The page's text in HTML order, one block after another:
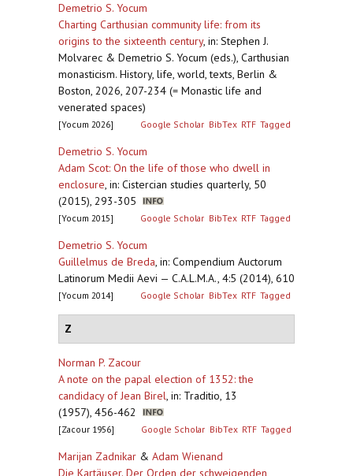
Demetrio S. Yocum
Charting Carthusian community life: from its
origins to the sixteenth century, in: Stephen J.
Molvarec & Demetrio S. Yocum (eds.), Carthusian
monasticism. History, life, world, texts, Berlin &
Boston, 2026, 207-234 (= Monastic life and
venerated spaces)
[Yocum 2026] Google Scholar BibTex RTF Tagged
Demetrio S. Yocum
Adam Scot: On the life of those who dwell in
enclosure, in: Cistercian studies quarterly, 50
(2015), 293-305
[Yocum 2015] Google Scholar BibTex RTF Tagged
Demetrio S. Yocum
Guillelmus de Breda, in: Compendium Auctorum
Latinorum Medii Aevi — C.A.L.M.A., 4:5 (2014), 610
[Yocum 2014] Google Scholar BibTex RTF Tagged
Z
Norman P. Zacour
A note on the papal election of 1352: the
candidacy of Jean Birel, in: Traditio, 13
(1957), 456-462
[Zacour 1956] Google Scholar BibTex RTF Tagged
Marijan Zadnikar & Adam Wienand
Die Kartäuser. Der Orden der schweigenden